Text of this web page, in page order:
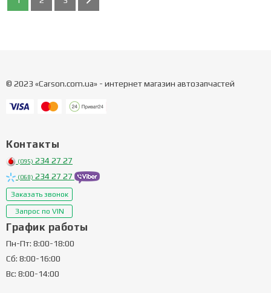
© 2023 «Carson.com.ua» - интернет магазин автозапчастей
Контакты
(095) 234 27 27
(068) 234 27 27
Заказать звонок
Запрос по VIN
График работы
Пн-Пт: 8:00-18:00
Сб: 8:00-16:00
Вс: 8:00-14:00